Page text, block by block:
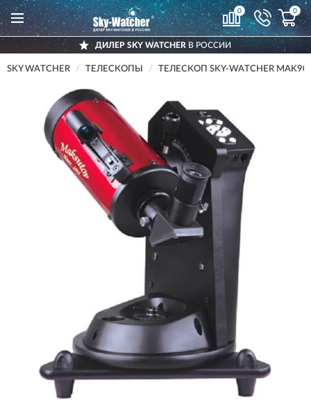
0 0
ДИЛЕР SKY WATCHER В РОССИИ
SKY WATCHER ТЕЛЕСКОПЫ ТЕЛЕСКОП SKY-WATCHER MAK90